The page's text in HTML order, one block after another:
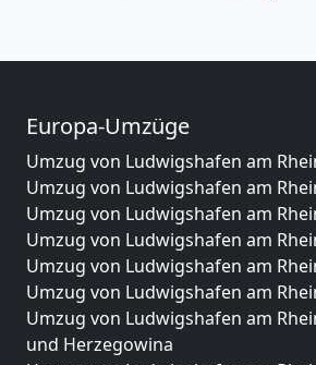
Europa-Umzüge
Umzug von Ludwigshafen am
Umzug von Ludwigshafen am
Umzug von Ludwigshafen am
Umzug von Ludwigshafen am
Umzug von Ludwigshafen am
Umzug von Ludwigshafen am
Umzug von Ludwigshafen am
und Herzegowina